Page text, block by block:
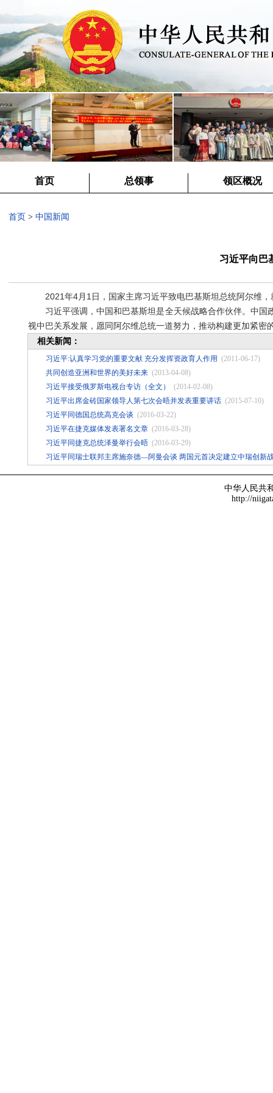
首页 总领事 领区概况
首页 > 中国新闻
习近平向巴
2021年4月1日，国家主席习近平致电巴基斯坦总统阿尔维，
习近平强调，中国和巴基斯坦是全天候战略合作伙伴。中国
视中巴关系发展，愿同阿尔维总统一道努力，推动构建更加紧密
相关新闻：
习近平:认真学习党的重要文献 充分发挥资政育人作用 (2011-06-17)
共同创造亚洲和世界的美好未来 (2013-04-08)
习近平接受俄罗斯电视台专访（全文）
(2014-02-08)
习近平出席金砖国家领导人第七次会晤并发表重要讲话 (2015-07-10)
习近平同德国总统高克会谈 (2016-03-22)
习近平在捷克媒体发表署名文章 (2016-03-28)
习近平同捷克总统泽曼举行会晤 (2016-03-29)
习近平同瑞士联邦主席施奈德—阿曼会谈 两国元首决定建立中瑞创新
中华人民共
http://